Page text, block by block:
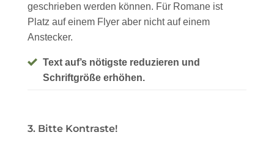
geschrieben werden können. Für Romane ist
Platz auf einem Flyer aber nicht auf einem
Anstecker.
Text auf’s nötigste reduzieren und
Schriftgröße erhöhen.
3. Bitte Kontraste!